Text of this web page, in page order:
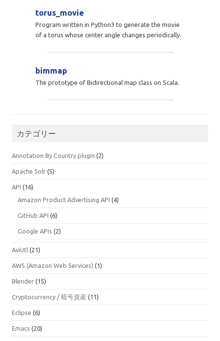
torus_movie
Program written in Python3 to generate the movie
of a torus whose center angle changes periodically.
bimmap
The prototype of Bidirectional map class on Scala.
カテゴリー
Annotation By Country plugin (2)
Apache Solr (5)
API (16)
Amazon Product Advertising API (4)
GitHub API (6)
Google APIs (2)
AviUtl (21)
AWS (Amazon Web Services) (1)
Blender (15)
Cryptocurrency / 暗号資産 (11)
Eclipse (6)
Emacs (20)